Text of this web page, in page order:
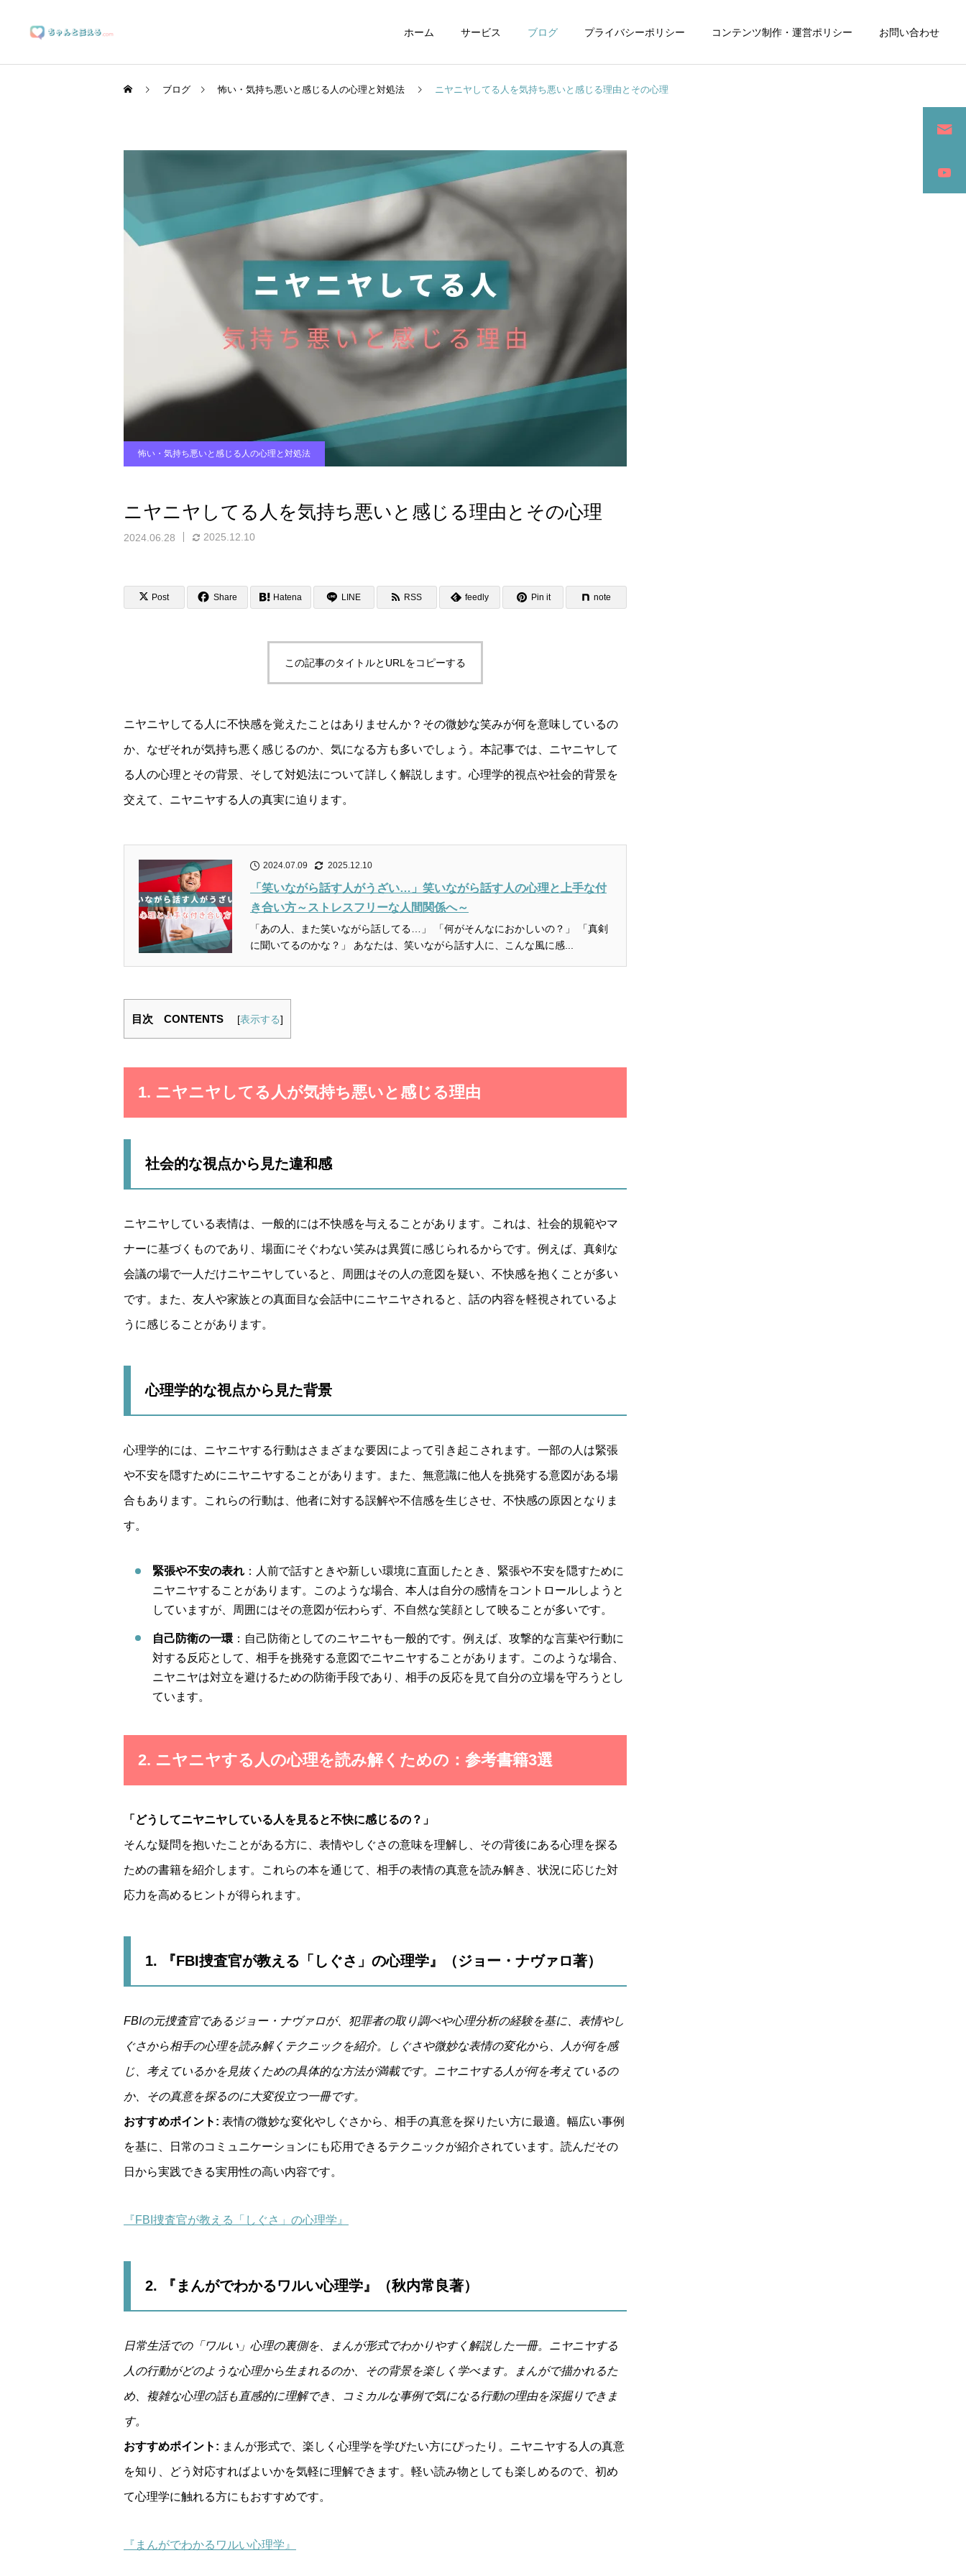
ホーム サービス ブログ プライバシーポリシー コンテンツ制作・運営ポリシー お問い合わせ
マーケティングサポート
ブログ 怖い・気持ち悪いと感じる人の心理と対処法 ニヤニヤしてる人を気持ち悪いと感じる理由とその心理
怖い・気持ち悪いと感じる人の心理と対処法
ニヤニヤしてる人を気持ち悪いと感じる理由とその心理
2024.06.28 2025.12.10
Post Share Hatena LINE RSS feedly Pin it note
この記事のタイトルとURLをコピーする
ニヤニヤしてる人に不快感を覚えたことはありませんか？その微妙な笑みが何を意味しているの
か、なぜそれが気持ち悪く感じるのか、気になる方も多いでしょう。本記事では、ニヤニヤして
る人の心理とその背景、そして対処法について詳しく解説します。心理学的視点や社会的背景を
交えて、ニヤニヤする人の真実に迫ります。
2024.07.09 2025.12.10
「笑いながら話す人がうざい…」笑いながら話す人の心理と上手な付
き合い方～ストレスフリーな人間関係へ～
「あの人、また笑いながら話してる…」 「何がそんなにおかしいの？」 「真剣
に聞いてるのかな？」 あなたは、笑いながら話す人に、こんな風に感...
目次 CONTENTS [表示する]
1. ニヤニヤしてる人が気持ち悪いと感じる理由
社会的な視点から見た違和感
ニヤニヤしている表情は、一般的には不快感を与えることがあります。これは、社会的規範やマ
ナーに基づくものであり、場面にそぐわない笑みは異質に感じられるからです。例えば、真剣な
会議の場で一人だけニヤニヤしていると、周囲はその人の意図を疑い、不快感を抱くことが多い
です。また、友人や家族との真面目な会話中にニヤニヤされると、話の内容を軽視されているよ
うに感じることがあります。
心理学的な視点から見た背景
心理学的には、ニヤニヤする行動はさまざまな要因によって引き起こされます。一部の人は緊張
や不安を隠すためにニヤニヤすることがあります。また、無意識に他人を挑発する意図がある場
合もあります。これらの行動は、他者に対する誤解や不信感を生じさせ、不快感の原因となりま
す。
緊張や不安の表れ ：人前で話すときや新しい環境に直面したとき、緊張や不安を隠すために
ニヤニヤすることがあります。このような場合、本人は自分の感情をコントロールしようと
していますが、周囲にはその意図が伝わらず、不自然な笑顔として映ることが多いです。
自己防衛の一環 ：自己防衛としてのニヤニヤも一般的です。例えば、攻撃的な言葉や行動に
対する反応として、相手を挑発する意図でニヤニヤすることがあります。このような場合、
ニヤニヤは対立を避けるための防衛手段であり、相手の反応を見て自分の立場を守ろうとし
ています。
2. ニヤニヤする人の心理を読み解くための：参考書籍3選
「どうしてニヤニヤしている人を見ると不快に感じるの？」
そんな疑問を抱いたことがある方に、表情やしぐさの意味を理解し、その背後にある心理を探る
ための書籍を紹介します。これらの本を通じて、相手の表情の真意を読み解き、状況に応じた対
応力を高めるヒントが得られます。
1. 『FBI捜査官が教える「しぐさ」の心理学』（ジョー・ナヴァロ著）
FBIの元捜査官であるジョー・ナヴァロが、犯罪者の取り調べや心理分析の経験を基に、表情やし
ぐさから相手の心理を読み解くテクニックを紹介。しぐさや微妙な表情の変化から、人が何を感
じ、考えているかを見抜くための具体的な方法が満載です。ニヤニヤする人が何を考えているの
か、その真意を探るのに大変役立つ一冊です。
おすすめポイント: 表情の微妙な変化やしぐさから、相手の真意を探りたい方に最適。幅広い事例
を基に、日常のコミュニケーションにも応用できるテクニックが紹介されています。読んだその
日から実践できる実用性の高い内容です。
『FBI捜査官が教える「しぐさ」の心理学』
2. 『まんがでわかるワルい心理学』（秋内常良著）
日常生活での「ワルい」心理の裏側を、まんが形式でわかりやすく解説した一冊。ニヤニヤする
人の行動がどのような心理から生まれるのか、その背景を楽しく学べます。まんがで描かれるた
め、複雑な心理の話も直感的に理解でき、コミカルな事例で気になる行動の理由を深掘りできま
す。
おすすめポイント: まんが形式で、楽しく心理学を学びたい方にぴったり。ニヤニヤする人の真意
を知り、どう対応すればよいかを気軽に理解できます。軽い読み物としても楽しめるので、初め
て心理学に触れる方にもおすすめです。
『まんがでわかるワルい心理学』